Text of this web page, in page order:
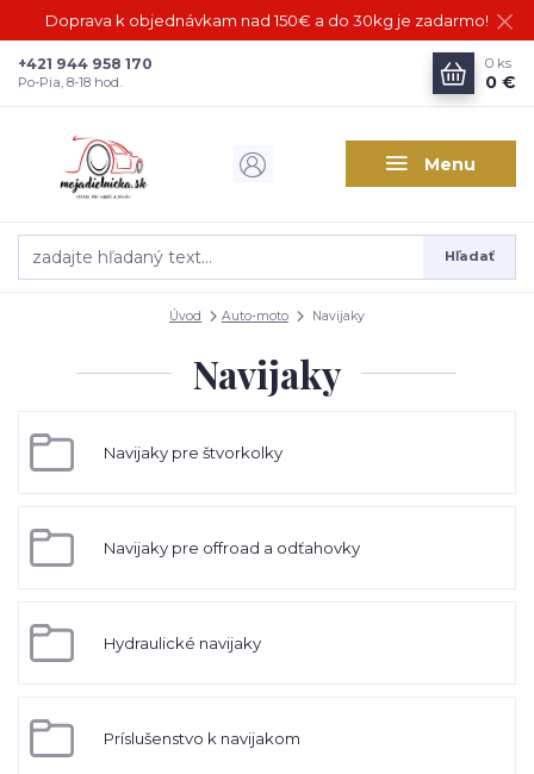
Doprava k objednávkam nad 150€ a do 30kg je zadarmo!
Menu
Hľadať
+421 944 958 170
Po-Pia, 8-18 hod.
0 ks
0 €
Úvod Auto-moto Navijaky
Navijaky
Navijaky pre štvorkolky
Navijaky pre offroad a odťahovky
Hydraulické navijaky
Príslušenstvo k navijakom